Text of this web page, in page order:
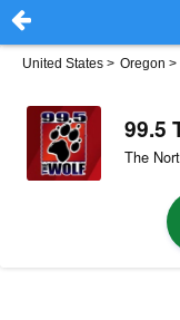
United States > Oregon >
99.5
The